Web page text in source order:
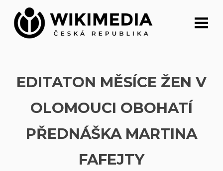
Přeskočit
obsah
EDITATON MĚSÍCE ŽEN V
OLOMOUCI OBOHATÍ
PŘEDNÁŠKA MARTINA
FAFEJTY